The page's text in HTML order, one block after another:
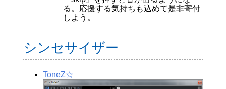
る。応援する気持ちも込めて是非寄付
しよう。
シンセサイザー
ToneZ☆